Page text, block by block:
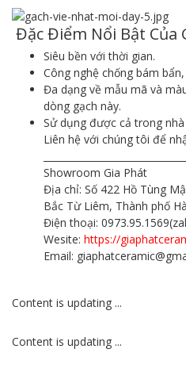
Đặc Điểm Nổi Bật Của
Siêu bền với thời gian.
Công nghệ chống bám
Đa dạng về mẫu mã và
dòng gạch này.
Sử dụng được cả trong
Liên hệ với chúng tôi để
Showroom Gia Phát
Địa chỉ: Số 422 Hồ Tùng
Bắc Từ Liêm, Thành phố
Điện thoại:
Wesite: https://
Email:
Content is updating ...
Content is updating ...